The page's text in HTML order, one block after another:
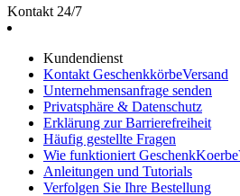
Kontakt 24/7
Kundendienst
Kontakt GeschenkkörbeVersand
Unternehmensanfrage senden
Privatsphäre & Datenschutz
Erklärung zur Barrierefreiheit
Häufig gestellte Fragen
Wie funktioniert
Anleitungen und Tutorials
Verfolgen Sie Ihre Bestellung